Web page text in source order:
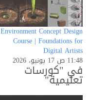
Environment Concept Design
Course | Foundations for
Digital Artists
11:48 ص 17 يونيو، 2026
في "كورسات
تعليمية"